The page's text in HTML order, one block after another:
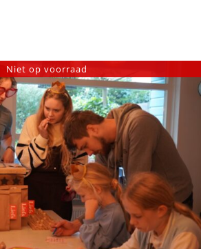
➸ Medium
Niet op voorraad